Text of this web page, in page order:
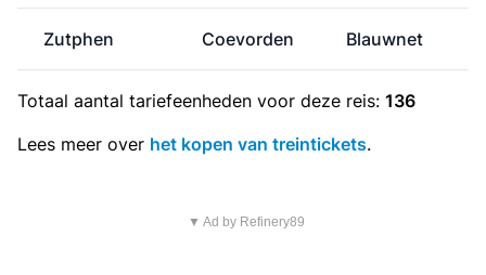
Zutphen Coevorden Blauwnet
Totaal aantal tariefeenheden voor deze reis: 136
Lees meer over het kopen van treintickets.
▼ Ad by Refinery89